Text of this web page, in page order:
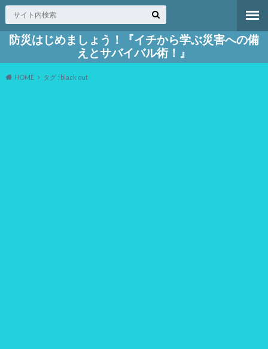
防災はじめましょう！『イチから学ぶ災害への備
えとサバイバル術！』
HOME タグ : black out